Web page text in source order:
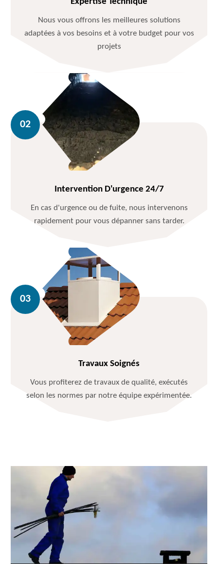
Nous vous offrons les meilleures solutions
adaptées à vos besoins et à votre budget pour vos
projets
Intervention D'urgence 24/7
En cas d'urgence ou de fuite, nous intervenons
rapidement pour vous dépanner sans tarder.
Travaux Soignés
Vous profiterez de travaux de qualité, exécutés
selon les normes par notre équipe expérimentée.